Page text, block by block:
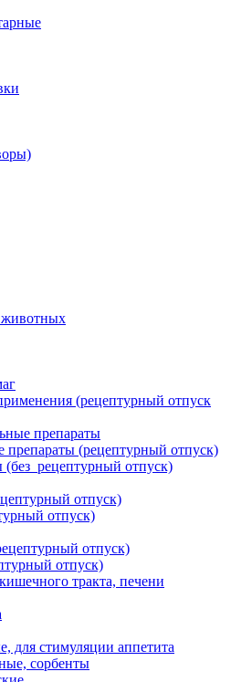
(рецептурный отпуск
препараты
препараты (рецептурный отпуск)
отпуск)
отпуск)
отпуск)
отпуск)
отпуск)
тракта, печени
для стимуляции аппетита
сорбенты